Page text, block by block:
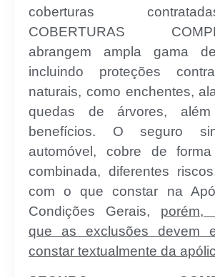
coberturas
COBERTURAS
abrangem ampla gama
incluindo proteções
naturais, como enchentes,
quedas de árvores,
benefícios. O seguro
automóvel, cobre de
combinada, diferentes
com o que constar na
Condições Gerais, porém,
que as exclusões devem
constar textualmente da